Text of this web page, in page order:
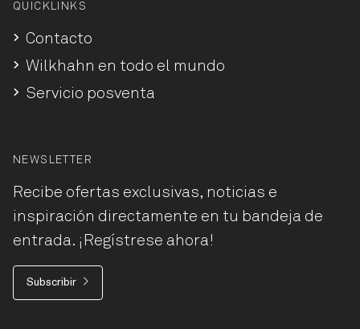
QUICKLINKS
Contacto
Wilkhahn en todo el mundo
Servicio posventa
NEWSLETTER
Recibe ofertas exclusivas, noticias e
inspiración directamente en tu bandeja de
entrada. ¡Regístrese ahora!
Subscribir